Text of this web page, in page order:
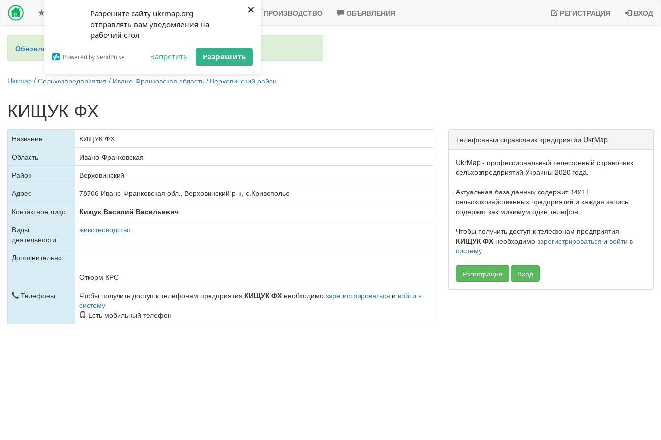
Разрешите сайту ukrmap.org
отправлять вам уведомления на
рабочий стол
Powered by SendPulse Запретить Разрешить
×
ПРЕМИУМ ДОСТУП СЕЛЬХОЗПРЕДПРИЯТИЯ-2020 ПРОИЗВОДСТВО ОБЪЯВЛЕНИЯ РЕГИСТРАЦИЯ ВХОД
Обновление 2024 - новый справочник фермеров Украины
Ukrmap / Сельхозпредприятия / Ивано-Франковская область / Верховинский район
КИЩУК ФХ
Название
КИЩУК ФХ
Область
Ивано-Франковская
Район
Верховинский
Адрес
78706 Ивано-Франковская обл., Верховинский р-н, с.Кривополье
Контактное лицо
Кищук Василий Васильевич
Виды
деятельности
животноводство
Дополнительно
Откорм КРС
Телефоны
Чтобы получить доступ к телефонам предприятия КИЩУК ФХ необходимо зарегистрироваться и войти в
систему
Есть мобильный телефон
Телефонный справочник предприятий UkrMap
UkrMap - профессиональный телефонный справочник
сельхозпредприятий Украины 2020 года.
Актуальная база данных содержит 34211
сельскохозяйственных предприятий и каждая запись
содержит как минимум один телефон.
Чтобы получить доступ к телефонам предприятия
КИЩУК ФХ необходимо зарегистрироваться и войти в
систему
Регистрация Вход